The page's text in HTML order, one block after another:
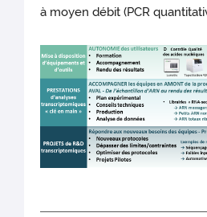
à moyen débit (PCR